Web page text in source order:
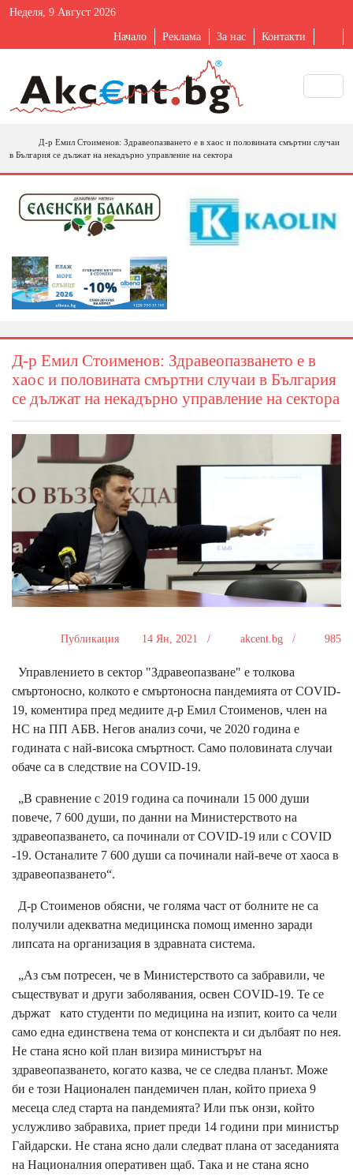
Неделя, 9 Август 2026
Начало Реклама За нас Контакти
Д-р Емил Стоименов: Здравеопазването е в хаос и половината смъртни случаи
в България се дължат на некадърно управление на сектора
Д-р Емил Стоименов: Здравеопазването е в
хаос и половината смъртни случаи в България
се дължат на некадърно управление на сектора
Публикация 14 Ян, 2021 / akcent.bg / 985
Управлението в сектор "Здравеопазване" е толкова
смъртоносно, колкото е смъртоносна пандемията от COVID-
19, коментира пред медиите д-р Емил Стоименов, член на
НС на ПП АБВ. Негов анализ сочи, че 2020 година е
годината с най-висока смъртност. Само половината случаи
обаче са в следствие на COVID-19.
„В сравнение с 2019 година са починали 15 000 души
повече, 7 600 души, по данни на Министерството на
здравеопазването, са починали от COVID-19 или с COVID
-19. Останалите 7 600 души са починали най-вече от хаоса в
здравеопазването“.
Д-р Стоименов обясни, че голяма част от болните не са
получили адекватна медицинска помощ именно заради
липсата на организация в здравната система.
„Аз съм потресен, че в Министерството са забравили, че
съществуват и други заболявания, освен COVID-19. Те се
държат като студенти по медицина на изпит, които са чели
само една единствена тема от конспекта и си дълбаят по нея.
Не стана ясно кой план визира министърът на
здравеопазването, когато казва, че се следва планът. Може
би е този Национален пандемичен план, който приеха 9
месеца след старта на пандемията? Или пък онзи, който
услужливо забравиха, приет преди 14 години при министър
Гайдарски. Не стана ясно дали следват плана от заседанията
на Националния оперативен щаб. Така и не стана ясно